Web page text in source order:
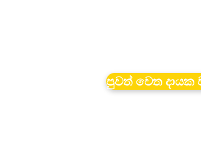
පුවත් වෙත